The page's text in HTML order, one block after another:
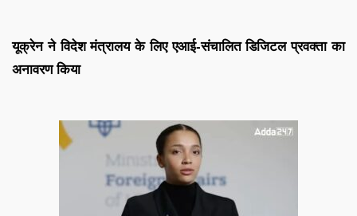
यूक्रेन ने विदेश मंत्रालय के लिए एआई-संचालित डिजिटल प्रवक्ता का
अनावरण किया